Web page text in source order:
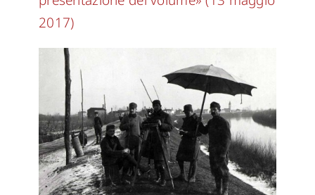
2017)